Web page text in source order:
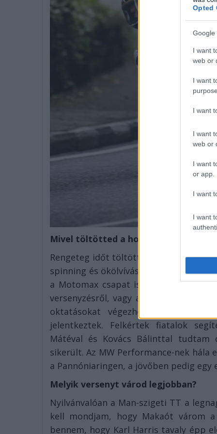
Opted
Google
I want
web or
I want
I want
I want
web or
I want
or app.
I want
I want
Mivel töltötted a holtszezont?
Rengeteg időt töltöttem fizikai
spinning és ökölvívás formájában. A
a Motomax csapat is. Emellett
versenyzésről, vagy az azon kívüli
oktatásokat végezhessek a
jelentkeztek. Felkértek fiatalok
Mátéval és Kovács Bálinttal
sikerült. Az MW Performance-nek hála
a Pannóniaringen, a jövőben pedig
Melyik versenyt várod legjobban?
Nyilvánvalóan a Man-szigeti TT a
kell mondjam, hogy Makaót várom
bennem, hogy Karl Harris tavaly épp